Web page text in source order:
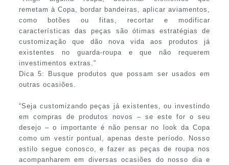
remetam à Copa, bordar bandeiras, aplicar aviamentos,
como botões ou fitas, recortar e modificar
características das peças são ótimas estratégias de
customização que dão nova vida aos produtos já
existentes no guarda-roupa e que não requerem
investimentos extras.”
Dica 5: Busque produtos que possam ser usados em
outras ocasiões.
“Seja customizando peças já existentes, ou investindo
em compras de produtos novos – se este for o seu
desejo – o importante é não pensar no look da Copa
como um vestir pontual, apenas deste período. Nosso
estilo segue conosco, e fazer as peças de roupa nos
acompanharem em diversas ocasiões do nosso dia e